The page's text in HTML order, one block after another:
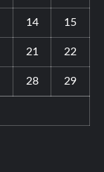
14 15
21 22
28 29